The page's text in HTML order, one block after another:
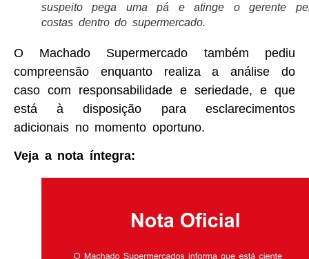
suspeito pega uma pá e atinge o gerente
costas dentro do supermercado.
O Machado Supermercado também pediu
compreensão enquanto realiza a análise do
caso com responsabilidade e seriedade, e que
está à disposição para esclarecimentos
adicionais no momento oportuno.
Veja a nota íntegra: